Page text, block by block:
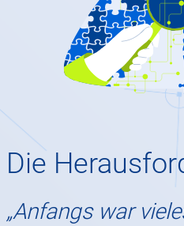
Die
„Anfangs war